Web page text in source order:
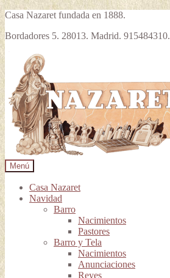
Casa Nazaret fundada en 1888.
Bordadores 5. 28013. Madrid. 915484310.
la
navegación
contenido
Menú
Casa Nazaret
Navidad
Barro
Nacimientos
Pastores
Barro y Tela
Nacimientos
Anunciaciones
Reyes